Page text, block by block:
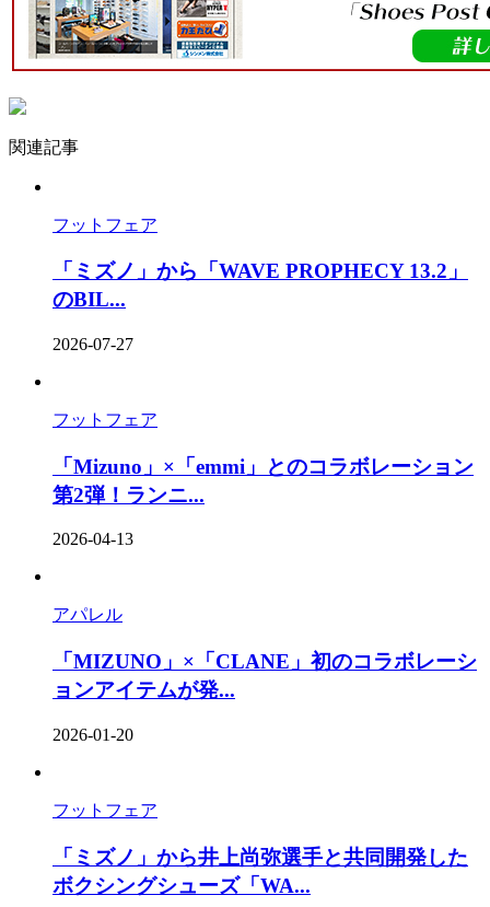
関連記事
フットフェア
「ミズノ」から「WAVE PROPHECY 13.2」
のBIL...
2026-07-27
フットフェア
「Mizuno」×「emmi」とのコラボレーション
第2弾！ランニ...
2026-04-13
アパレル
「MIZUNO」×「CLANE」初のコラボレーシ
ョンアイテムが発...
2026-01-20
フットフェア
「ミズノ」から井上尚弥選手と共同開発した
ボクシングシューズ「WA...